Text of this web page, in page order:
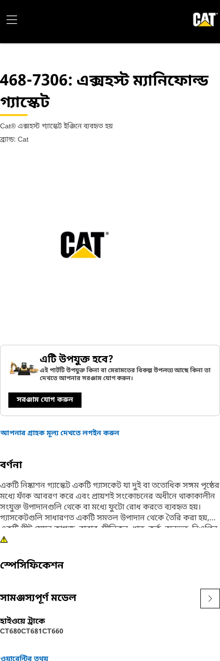
468-7306: এক্সহস্ট ম্যানিফোল্ড
গ্যাস্কেট
Cat® এক্সহস্ট গ্যাস্কেট ইঞ্জিনে ব্যবহৃত হয়
ব্র্যান্ড: Cat
এটি উপযুক্ত হবে?
এই পার্টটি উপযুক্ত কিনা বা মেরামতের বিকল্প উপলভ্য আছে কিনা তা
দেখতে আপনার সরঞ্জাম যোগ করুন।
সরঞ্জাম যোগ করুন
আপনার গ্রাহক মূল্য দেখতে লগইন করুন
বর্ণনা
একটি নিষ্কাশন গ্যাস্কেট একটি গ্যাসকেট যা দুই বা ততোধিক সঙ্গম পৃষ্ঠের
মধ্যে ফাঁক আবরণ করে এবং প্রায়শই সংকোচনের অধীনে থাকাকালীন
সংযুক্ত উপাদানগুলি থেকে বা মধ্যে ফুটো রোধ করতে ব্যবহৃত হয়।
গ্যাসকেটগুলি সাধারণত একটি সমতল উপাদান থেকে তৈরি করা হয়,
একটি শীট যেমন কাগজ, রাবার, সীলিকন, ধাতু, কর্ক, অনুভূত, নিওপ্রিন,
নাইট্রাইল রাবার, ফাইবারগ্লাস, পলিটেট্রাফ্লুরোইথিলিন (অন্যথায়
(যেমন পলিক্লোরোট্রিফ্লুরোইথিলিন)।
· 12mm সাইজের ফাস্টেনার সাইজের সাথে ফিট করার জন্য দুটো
মাউন্টিং হোল দেওয়া আছে।
• সুনির্দিষ্ট নির্দিষ্টকরণে নির্মিত এবং স্থায়িত্ব, নির্ভরযোগ্যতা এবং
উত্পাদনশীলতার জন্য নির্মিত হয়।
• উচ্চ তাপমাত্রা এবং চাপ সহ্য করার জন্য ডিজাইন করা, তাদের সীলিং
স্পেসিফিকেশন
সামঞ্জস্যপূর্ণ মডেল
হাইওয়ে ট্রাকে
CT680CT681CT660